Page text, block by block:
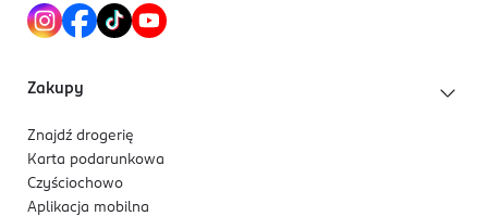
i lusterku
rozkoszny, różany zapach – każda aplikacja
duży wybór odcieni – szeroka paleta odcieni,
dla każdego typu skóry
Zakupy
Znajdź drogerię
Karta podarunkowa
Czyściochowo
Aplikacja mobilna